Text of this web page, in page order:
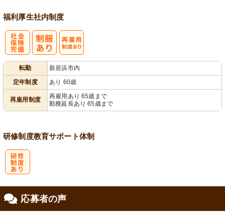
福利厚生社内制度
転勤
新居浜市内
定年制度
あり 60歳
再雇用制度
再雇用あり 65歳まで
勤務延長あり 65歳まで
研修制度教育サポート体制
応募者の声